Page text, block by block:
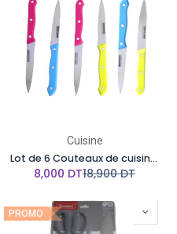
Cuisine
Lot de 6 Couteaux de cuisine Multi-couleur
8,000 DT18,900DT
PROMO